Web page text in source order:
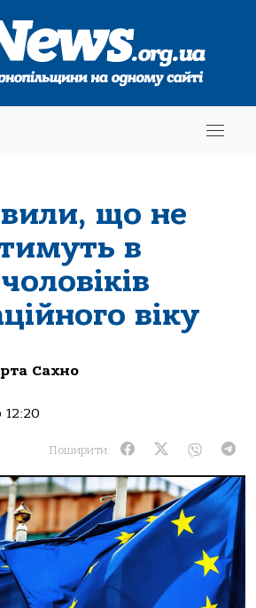
що не
в
віку
Сахно
Поширити: